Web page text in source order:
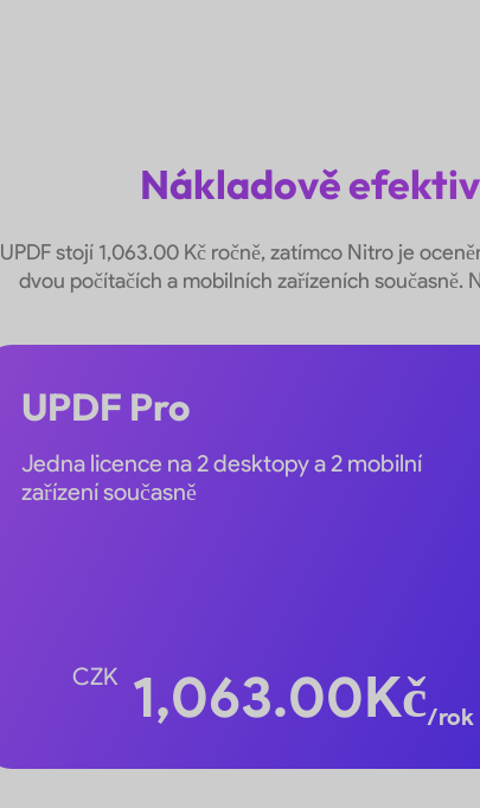
Nákladově
UPDF stojí 1,063.00 Kč ročně, zatímco Nitro je
dvou počítačích a mobilních zařízeních současně.
UPDF Pro
Jedna licence na 2 desktopy a 2 mobilní
zařízení současně
CZK Kč
1,063.00 /rok